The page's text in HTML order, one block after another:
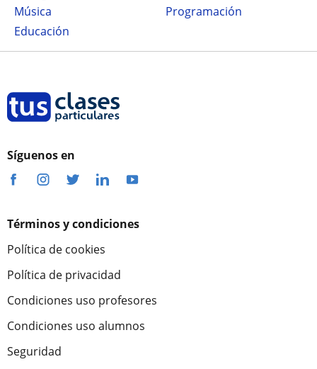
Música
Programación
Educación
Síguenos en
Términos y condiciones
Política de cookies
Política de privacidad
Condiciones uso profesores
Condiciones uso alumnos
Seguridad